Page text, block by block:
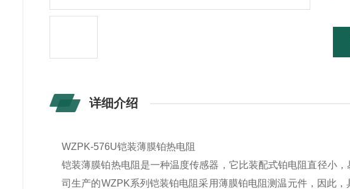
详细介绍
WZPK-576U铠装薄膜铂热电阻
铠装薄膜铂热电阻是一种温度传感器，它比装配式铂电阻直径小
司生产的WZPK系列铠装铂电阻采用薄膜铂电阻测温元件，因此